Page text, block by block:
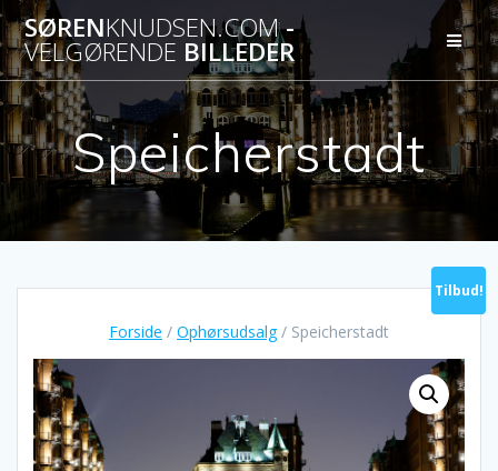
to
content
SØRENKNUDSEN.COM-
VELGØRENDE BILLEDER
Speicherstadt
Forside / Ophørsudsalg/ Speicherstadt
Tilbud!